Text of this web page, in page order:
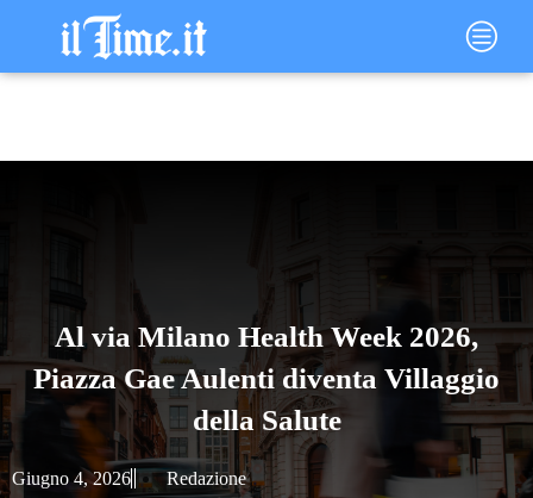
contenuto
Main
Menu
Al via Milano Health Week 2026,
Piazza Gae Aulenti diventa Villaggio
della Salute
Giugno 4, 2026 Redazione